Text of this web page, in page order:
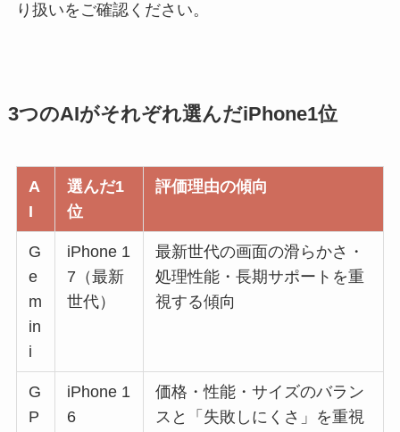
り扱いをご確認ください。
3つのAIがそれぞれ選んだiPhone1位
A
I
選んだ1
位
評価理由の傾向
G
e
m
in
i
iPhone 1
7（最新
世代）
最新世代の画面の滑らかさ・
処理性能・長期サポートを重
視する傾向
G
P
iPhone 1
6
価格・性能・サイズのバラン
スと「失敗しにくさ」を重視